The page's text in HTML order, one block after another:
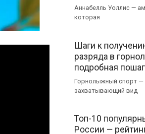
Аннабелль Уоллис —
которая
Шаги к
разряда в
подробная
Горнолыжный спорт —
захватывающий вид
Топ-10
России —